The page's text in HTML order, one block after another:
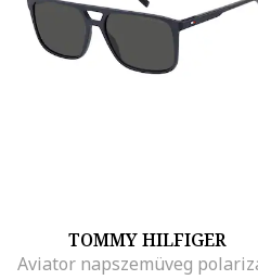
TOMMY HILFIGER